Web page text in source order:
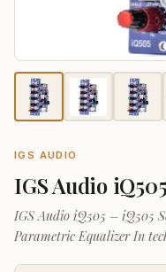
IGS AUDIO
IGS Audio
IGS Audio iQ505 – iQ505
Parametric Equalizer In